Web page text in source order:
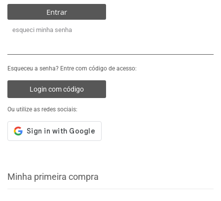
Entrar
esqueci minha senha
Esqueceu a senha? Entre com código de acesso:
Login com código
Ou utilize as redes sociais:
Minha primeira compra